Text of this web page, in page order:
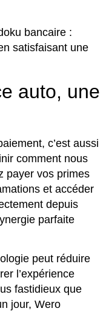
bancaire :
satisfaisant une
auto, une
c’est aussi
comment nous
payer vos primes
et accéder
depuis
parfaite
peut réduire
l’expérience
fastidieux que
jour, Wero